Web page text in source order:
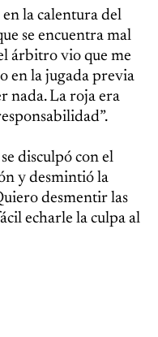
la calentura del
se encuentra mal
árbitro vio que me
en la jugada previa
nada. La roja era
disculpó con el
y desmintió la
desmentir las
echarle la culpa al